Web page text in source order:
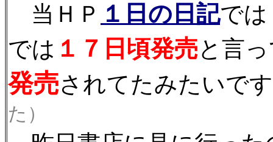
当ＨＰ １日の日記では
では １７日頃発売と言
発売されてたみたいで
た）